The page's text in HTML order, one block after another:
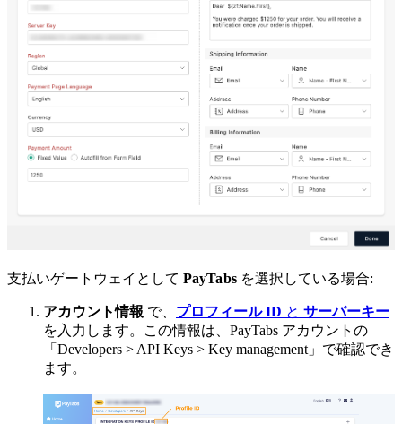
支払いゲートウェイとして PayTabsを選択している場合:
アカウント情報 で、 プロフィール ID と サーバーキー
を入力します。この情報は、PayTabs アカウントの
「Developers > API Keys > Key management」で確認でき
ます。